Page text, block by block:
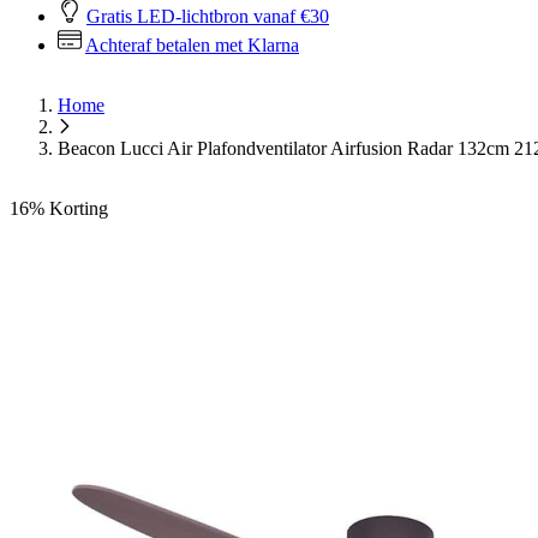
Gratis LED-lichtbron vanaf €30
Achteraf betalen met Klarna
Home
Beacon Lucci Air Plafondventilator Airfusion Radar 132cm
16% Korting